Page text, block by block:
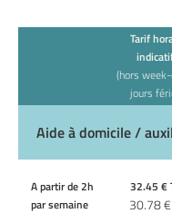
Tarif
(hors
jours
Aide à domicile /
A partir de 2h
par semaine
32.45 €
30.78